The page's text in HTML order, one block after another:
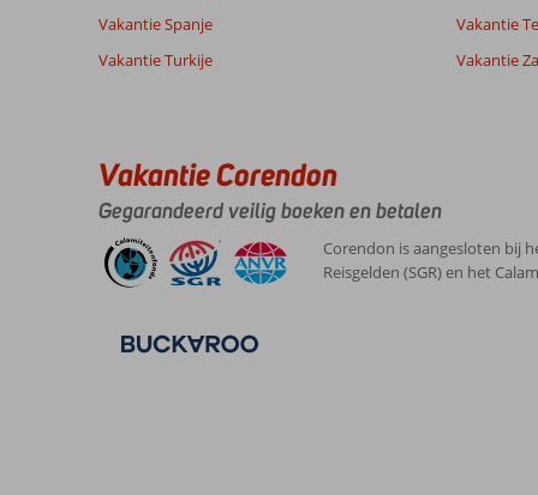
8,0
Met vrienden
,
18 maart 2026
Over
Sid:
Omdat
t
kleinschalig
is,
1bar
1
Algemene indruk
Eten 8
Kamers
Kindvriendelijk -
Wifi kwaliteit
Vakantie Spanje
Vakantie Turkije
Vakantie
Vakantie
Vakantie Corendon
Gegarandeerd veilig boeken en betalen
Corendon is aangesloten bij
Reisgelden (SGR) en het